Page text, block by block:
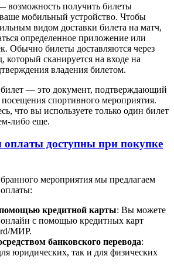
возможность получить билеты
мобильный устройство. Чтобы
видом доставки билета на матч,
определенное приложение или
Обычно билеты доставляются через
который сканируется на входе на
владения билетом.
— это документ, подтверждающий
спортивного мероприятия.
что вы используете только один билет
либо еще.
доступны при покупке
мероприятия мы предлагаем
кредитной карты: Вы можете
онлайн с помощью кредитных карт
МИР.
банковского перевода:
юридических, так и для физических